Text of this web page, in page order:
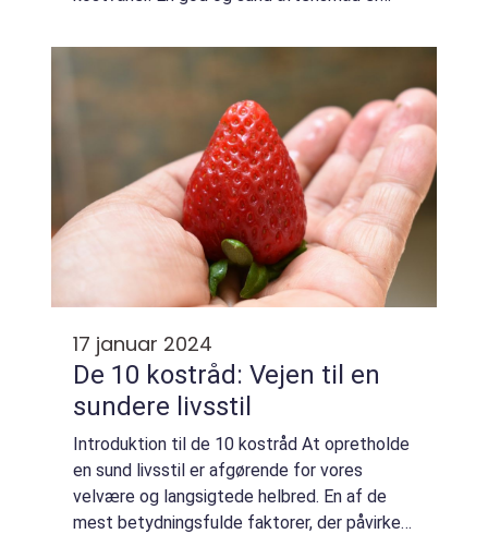
og mindske risikoen for forskellige
17 januar 2024
De 10 kostråd: Vejen til en
sundere livsstil
Introduktion til de 10 kostråd At opretholde
en sund livsstil er afgørende for vores
velvære og langsigtede helbred. En af de
mest betydningsfulde faktorer, der påvirker